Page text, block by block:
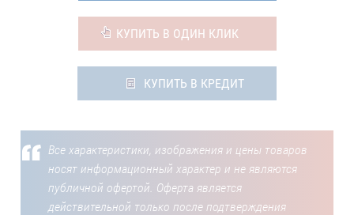
КУПИТЬ В ОДИН КЛИК
КУПИТЬ В КРЕДИТ
Все характеристики, изображения и цены товаров
носят информационный характер и не являются
публичной офертой. Оферта является
действительной только после подтверждения